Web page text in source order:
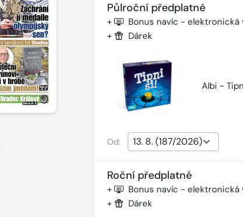
Půlroční předplatné
+ Bonus navíc - elektronická
+ Dárek
Albi -
Od:
Roční předplatné
+ Bonus navíc - elektronická
+
Dárek